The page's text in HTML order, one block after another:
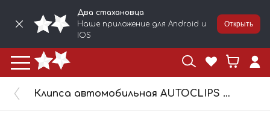
Два стахановца
Наше приложение для Android и
IOS
Открыть
Клипса автомобильная AUTOCLIPS Lexus, Toyota 10624/KJ508